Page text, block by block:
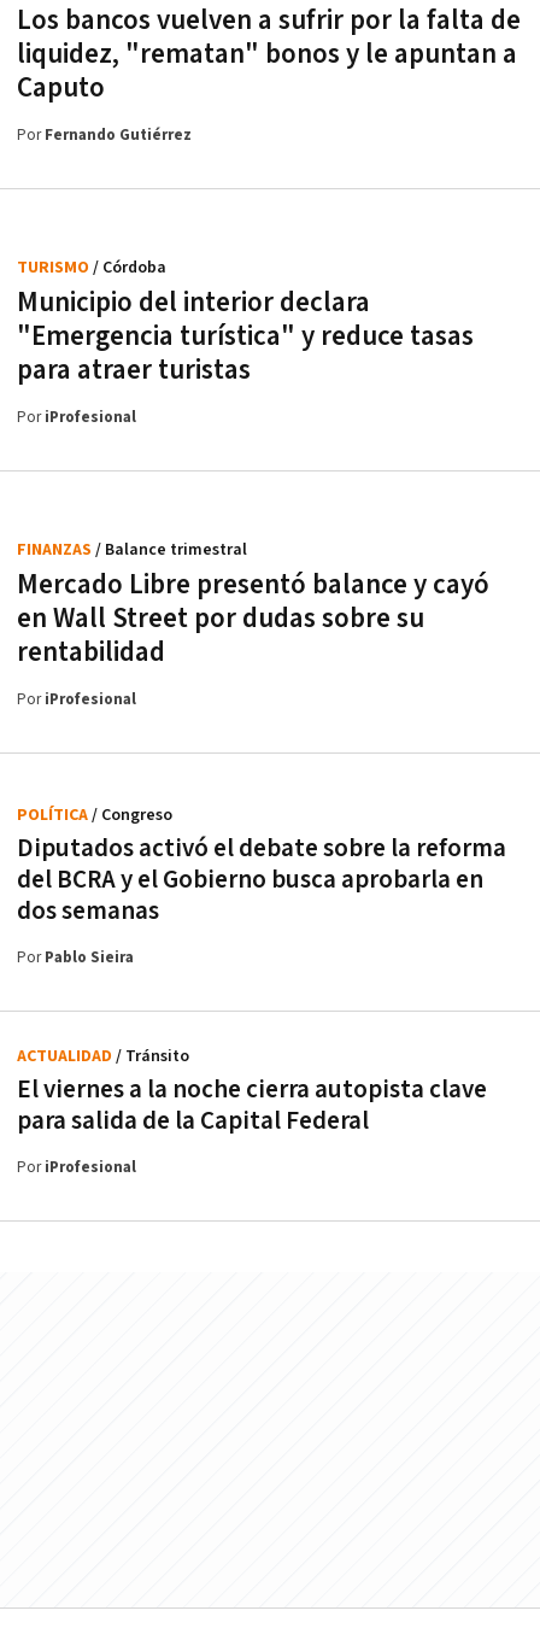
Los bancos vuelven a sufrir por la falta de
liquidez, "rematan" bonos y le apuntan a
Caputo
PorFernando Gutiérrez
Municipio del interior declara
"Emergencia turística" y reduce tasas
para atraer turistas
TURISMO / Córdoba
PoriProfesional
Mercado Libre presentó balance y cayó
en Wall Street por dudas sobre su
rentabilidad
FINANZAS / Balance trimestral
PoriProfesional
Diputados activó el debate sobre la reforma
del BCRA y el Gobierno busca aprobarla en
dos semanas
POLÍTICA/ Congreso
PorPablo Sieira
El viernes a la noche cierra autopista clave
para salida de la Capital Federal
ACTUALIDAD / Tránsito
PoriProfesional